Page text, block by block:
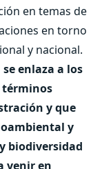
en temas de
en torno
y nacional.
enlaza a los
términos
y que
y
biodiversidad
venir en